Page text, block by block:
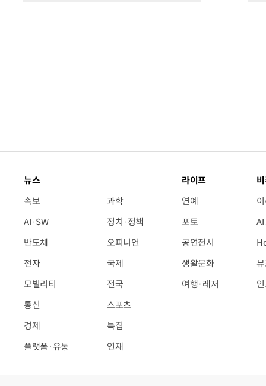
뉴스
속보
AI·SW
반도체
전자
모빌리티
통신
경제
플랫폼·유통
과학
정치·정책
오피니언
국제
전국
스포츠
특집
연재
라이프
연예
포토
공연전시
생활문화
여행·레저